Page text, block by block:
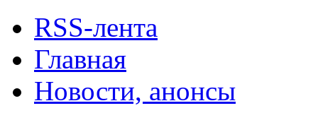
RSS-лента
Главная
Новости, анонсы